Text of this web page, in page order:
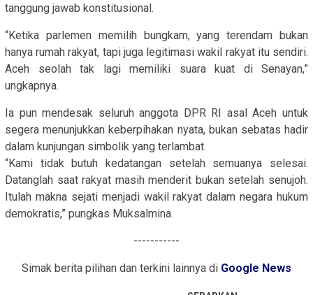
tanggung jawab konstitusional.
“Ketika parlemen memilih bungkam, yang terendam bukan
hanya rumah rakyat, tapi juga legitimasi wakil rakyat itu sendiri.
Aceh seolah tak lagi memiliki suara kuat di Senayan,”
ungkapnya.
Ia pun mendesak seluruh anggota DPR RI asal Aceh untuk
segera menunjukkan keberpihakan nyata, bukan sebatas hadir
dalam kunjungan simbolik yang terlambat.
“Kami tidak butuh kedatangan setelah semuanya selesai.
Datanglah saat rakyat masih menderit bukan setelah senujoh.
Itulah makna sejati menjadi wakil rakyat dalam negara hukum
demokratis,” pungkas Muksalmina.
-----------
Simak berita pilihan dan terkini lainnya di Google News